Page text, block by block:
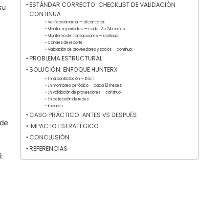
ESTÁNDAR CORRECTO: CHECKLIST DE VALIDACIÓN
CONTINUA
Verificación inicial — al contratar:
Monitoreo periódico — cada 12 a 24 meses:
Monitoreo de transacciones — continuo:
Canales de reporte:
Validación de proveedores y socios — continuo:
PROBLEMA ESTRUCTURAL
SOLUCIÓN: ENFOQUE HUNTERX
En la contratación — Día 1:
En monitoreo periódico — cada 12 meses:
En validación de proveedores — continuo:
En detección de redes:
Impacto:
CASO PRÁCTICO: ANTES VS DESPUÉS
IMPACTO ESTRATÉGICO
CONCLUSIÓN
REFERENCIAS